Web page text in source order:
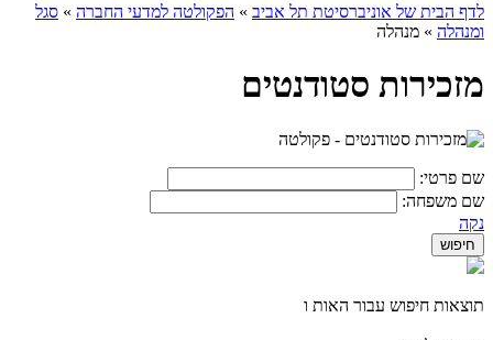
לדף הבית של אוניברסיטת תל אביב » הפקולטה למדעי החברה » סגל
ומנהלה » מנהלה
מזכירות סטודנטים
שם פרטי:
שם משפחה:
נקה
תוצאות חיפוש עבור האות ו